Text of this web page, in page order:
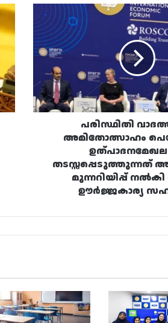
പരിസ്ഥിതി
വാദത്തിലെ
അമിതോത്സാഹം
പെട്രോളിയം
ഉത്പാദനമേഖലയെ
തടസ്സപ്പെടുത്തുന്നത്
അപകടകരം,
മുന്നറിയിപ്പ്
നൽകി
ഊർജ്ജകാര്യ
പരിസ്ഥിതി
അമിതോത്സാഹം
തടസ്സപ്പെടുത്തുന്നത്
മുന്നറിയിപ്പ്
ഊർജ്ജകാര്യ